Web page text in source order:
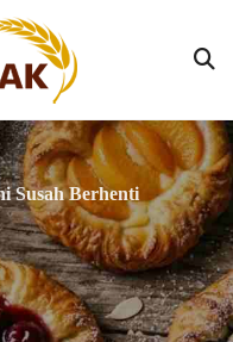
Susah Berhenti